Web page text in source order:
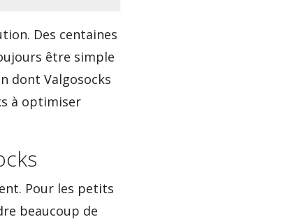
Des centaines
être simple
dont Valgosocks
à optimiser
Pour les petits
beaucoup de